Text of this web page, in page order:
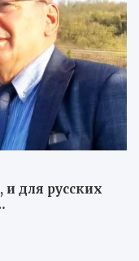
для русских